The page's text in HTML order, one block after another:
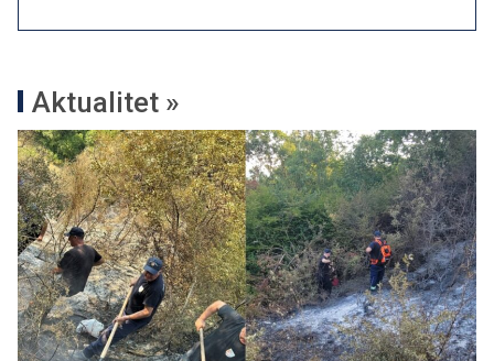
Aktualitet »